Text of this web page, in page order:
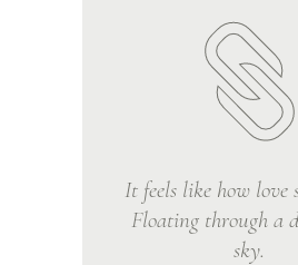
It feels like how love
Floating through a
sky.